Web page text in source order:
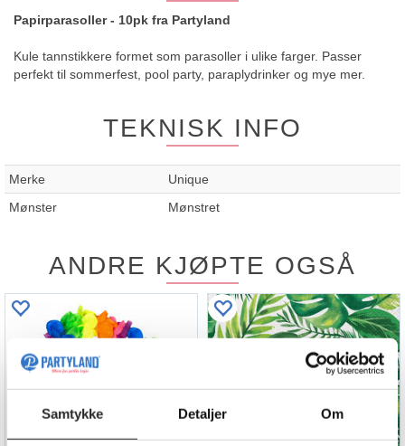
Samtykke Detaljer Om
Papirparasoller - 10pk fra Partyland
Kule tannstikkere formet som parasoller i ulike farger. Passer
perfekt til sommerfest, pool party, paraplydrinker og mye mer.
TEKNISK INFO
Merke
Unique
Mønster
Mønstret
ANDRE KJØPTE OGSÅ